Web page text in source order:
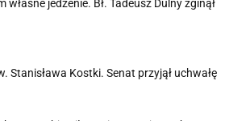
własne jedzenie. Bł. Tadeusz Dulny zginął
Stanisława Kostki. Senat przyjął uchwałę